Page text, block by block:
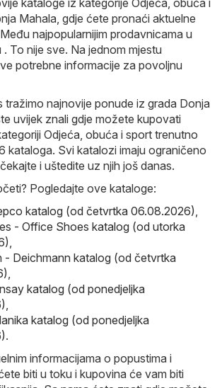
Mahala, gdje ćete pronaći aktuelne
najpopularnijim prodavnicama u
To nije sve. Na jednom mjestu
potrebne informacije za povoljnu
tražimo najnovije ponude iz grada Donja
uvijek znali gdje možete kupovati
Odjeća, obuća i sport trenutno
kataloga. Svi katalozi imaju ograničeno
i uštedite uz njih još danas.
Pogledajte ove kataloge:
katalog (od četvrtka 06.08.2026)
- Office Shoes katalog (od utorka
- Deichmann katalog (od četvrtka
katalog (od ponedjeljka
katalog (od ponedjeljka
.
informacijama o popustima i
biti u toku i kupovina će vam biti